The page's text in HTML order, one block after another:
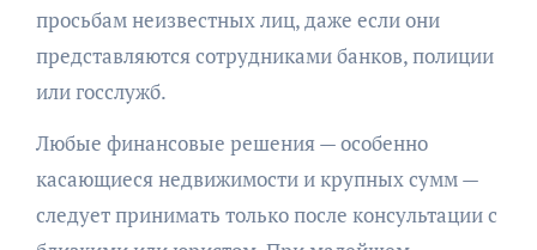
просьбам неизвестных лиц, даже если они
представляются сотрудниками банков, полиции
или госслужб.
Любые финансовые решения — особенно
касающиеся недвижимости и крупных сумм —
следует принимать только после консультации с